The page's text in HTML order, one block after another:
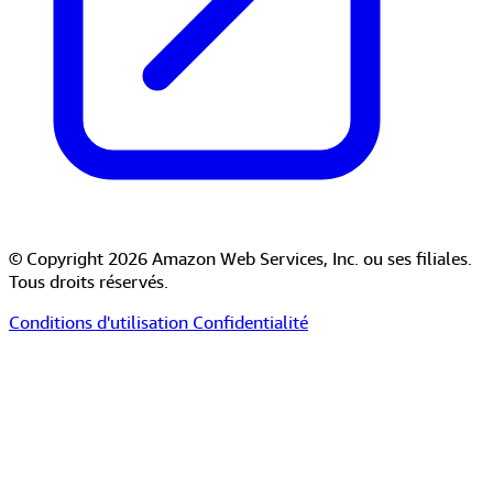
© Copyright 2026 Amazon Web Services, Inc. ou ses filiales.
Tous droits réservés.
Conditions d'utilisation Confidentialité